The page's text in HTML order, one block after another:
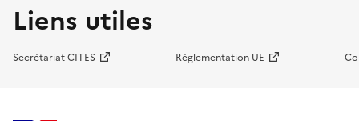
Liens utiles
Secrétariat CITES Réglementation UE